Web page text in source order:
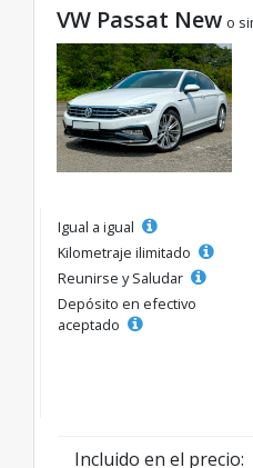
VW Passat New o
Igual a igual
Kilometraje ilimitado
Reunirse y Saludar
Depósito en efectivo
aceptado
Incluido en el precio: